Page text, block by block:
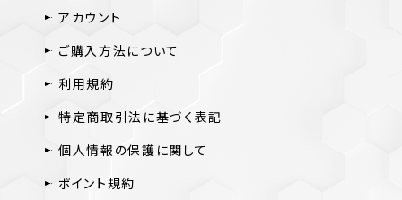
アカウント
ご購入方法について
利用規約
特定商取引法に基づく表記
個人情報の保護に関して
ポイント規約